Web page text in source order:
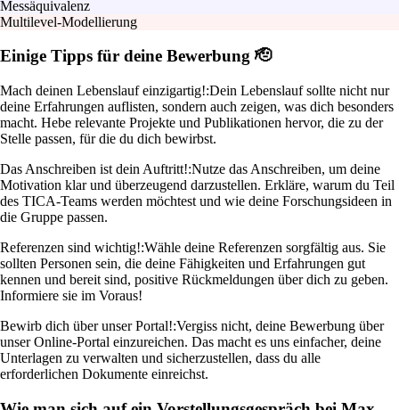
Messäquivalenz
Multilevel-Modellierung
Einige Tipps für deine Bewerbung 🫡
Mach deinen Lebenslauf einzigartig!:Dein Lebenslauf sollte nicht nur
deine Erfahrungen auflisten, sondern auch zeigen, was dich besonders
macht. Hebe relevante Projekte und Publikationen hervor, die zu der
Stelle passen, für die du dich bewirbst.
Das Anschreiben ist dein Auftritt!:Nutze das Anschreiben, um deine
Motivation klar und überzeugend darzustellen. Erkläre, warum du Teil
des TICA-Teams werden möchtest und wie deine Forschungsideen in
die Gruppe passen.
Referenzen sind wichtig!:Wähle deine Referenzen sorgfältig aus. Sie
sollten Personen sein, die deine Fähigkeiten und Erfahrungen gut
kennen und bereit sind, positive Rückmeldungen über dich zu geben.
Informiere sie im Voraus!
Bewirb dich über unser Portal!:Vergiss nicht, deine Bewerbung über
unser Online-Portal einzureichen. Das macht es uns einfacher, deine
Unterlagen zu verwalten und sicherzustellen, dass du alle
erforderlichen Dokumente einreichst.